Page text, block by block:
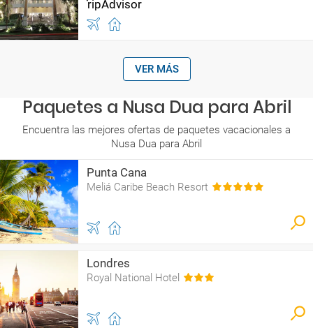
VER MÁS
Paquetes a Nusa Dua para Abril
Encuentra las mejores ofertas de paquetes vacacionales a
Nusa Dua para Abril
Punta Cana
Meliá Caribe Beach Resort
Londres
Royal National Hotel